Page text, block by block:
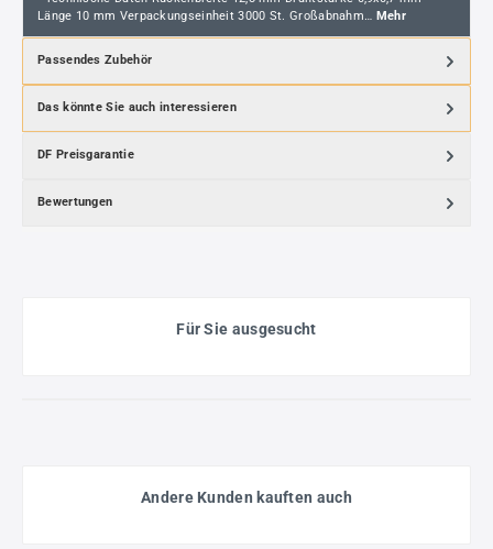
Länge 10 mm Verpackungseinheit 3000 St. Großabnahm… Mehr
Passendes Zubehör
Das könnte Sie auch interessieren
DF Preisgarantie
Bewertungen
Für Sie ausgesucht
Andere Kunden kauften auch